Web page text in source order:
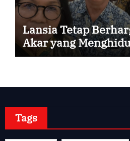
Lansia Tetap
Akar yang
Tags